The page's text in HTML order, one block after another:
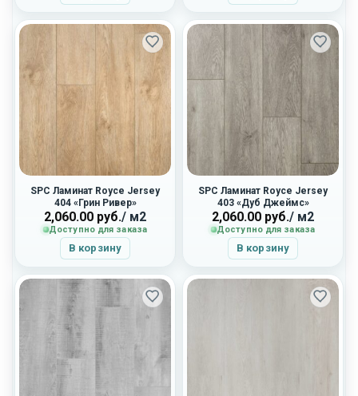
SPC Ламинат Royce Jersey
404 «Грин Ривер»
2,060.00 руб./ м2
Доступно для заказа
В корзину
SPC Ламинат Royce Jersey
403 «Дуб Джеймс»
2,060.00 руб./ м2
Доступно для заказа
В корзину